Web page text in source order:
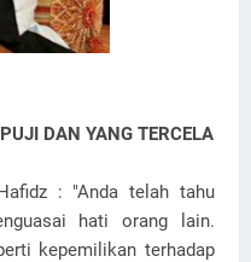
DAN YANG TERCELA
: "Anda telah tahu
hati orang lain.
kepemilikan terhadap